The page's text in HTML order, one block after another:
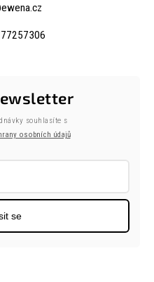
ewena.cz
souhlasíte s
osobních údajů
se